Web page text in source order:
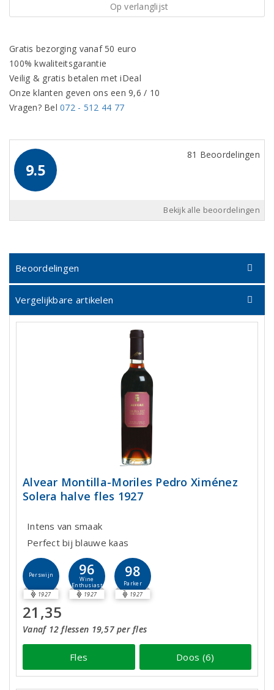
Op verlanglijst
Gratis bezorging vanaf 50 euro
100% kwaliteitsgarantie
Veilig & gratis betalen met iDeal
Onze klanten geven ons een 9,6 / 10
Vragen? Bel072 - 512 44 77
9.5
81 Beoordelingen
Bekijk alle beoordelingen
Beoordelingen
Vergelijkbare artikelen
Alvear Montilla-Moriles Pedro Ximénez
Solera halve fles 1927
Intens van smaak
Perfect bij blauwe kaas
Perswijn
1927
96
Wine
Enthusiast
1927
98
Parker
1927
21,35
Vanaf 12 flessen 19,57 per fles
Fles Doos (6)